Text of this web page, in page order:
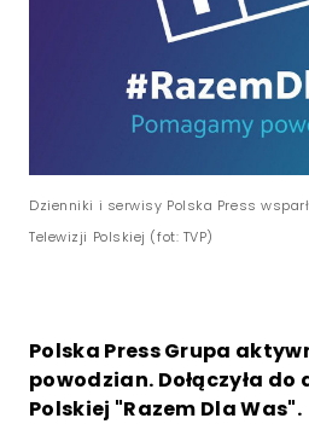
Dzienniki i serwisy Polska Press
Telewizji Polskiej (fot: TVP)
Polska Press Grupa
powodzian. Dołączyła do
Polskiej "Razem Dla Was".